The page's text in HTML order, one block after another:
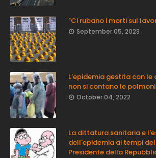
"Ci rubano i morti sul
September 05, 2023
L'epidemia gestita con le
non si contano le
October 04, 2022
La dittatura sanitaria e
dell'epidemia ai tempi
Presidente della